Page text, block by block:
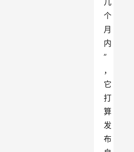
几
个
月
内
”
，
它
打
算
发
布